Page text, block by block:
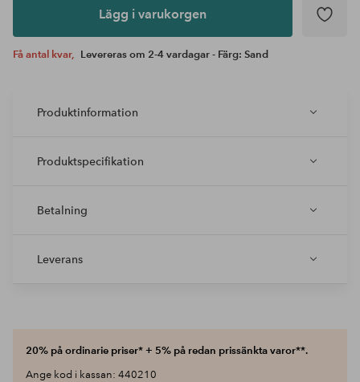
Lägg i varukorgen
Få antal kvar, Levereras om 2-4 vardagar - Färg: Sand
Produktinformation
Produktspecifikation
Betalning
Leverans
20% på ordinarie priser* + 5% på redan prissänkta varor**.
Ange kod i kassan: 440210